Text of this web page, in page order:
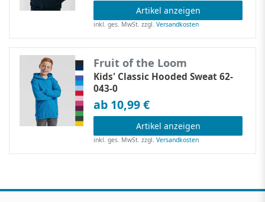
Artikel anzeigen
inkl. ges. MwSt. zzgl.Versandkosten
Fruit of the Loom
Kids' Classic Hooded Sweat 62-
043-0
ab 10,99 €
Artikel anzeigen
inkl. ges. MwSt. zzgl.Versandkosten